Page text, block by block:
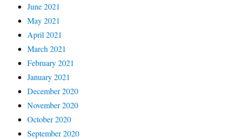
June 2021
May 2021
April 2021
March 2021
February 2021
January 2021
December 2020
November 2020
October 2020
September 2020